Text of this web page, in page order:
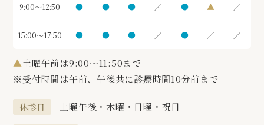
9:00～12:50 ● ● ● ／ ● ▲ ／
15:00～17:50 ● ● ● ／ ● ／ ／
▲土曜午前は9:00～11:50まで
※受付時間は午前、午後共に診療時間10分前まで
休診日 土曜午後・木曜・日曜・祝日